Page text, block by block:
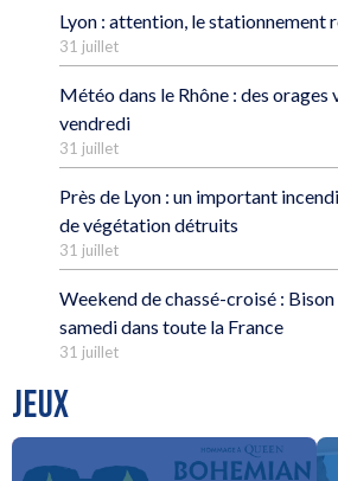
Lyon : attention, le stationnement
31 juillet
Météo dans le Rhône : des orages
vendredi
31 juillet
Près de Lyon : un important
de végétation détruits
31 juillet
Weekend de chassé-croisé :
samedi dans toute la France
31 juillet
JEUX